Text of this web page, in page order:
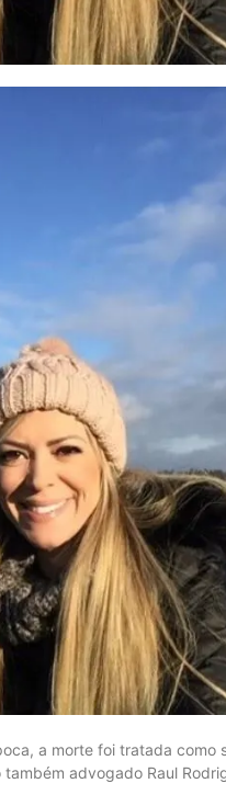
a morte foi tratada como
advogado Raul